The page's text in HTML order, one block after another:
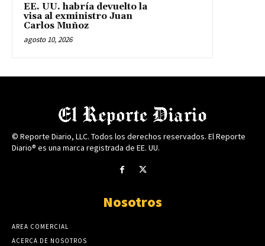
EE. UU. habría devuelto la
visa al exministro Juan
Carlos Muñoz
agosto 10, 2026
© Reporte Diario, LLC. Todos los derechos reservados. El Reporte
Diario® es una marca registrada de EE. UU.
Nosotros
AREA COMERCIAL
ACERCA DE NOSOTROS